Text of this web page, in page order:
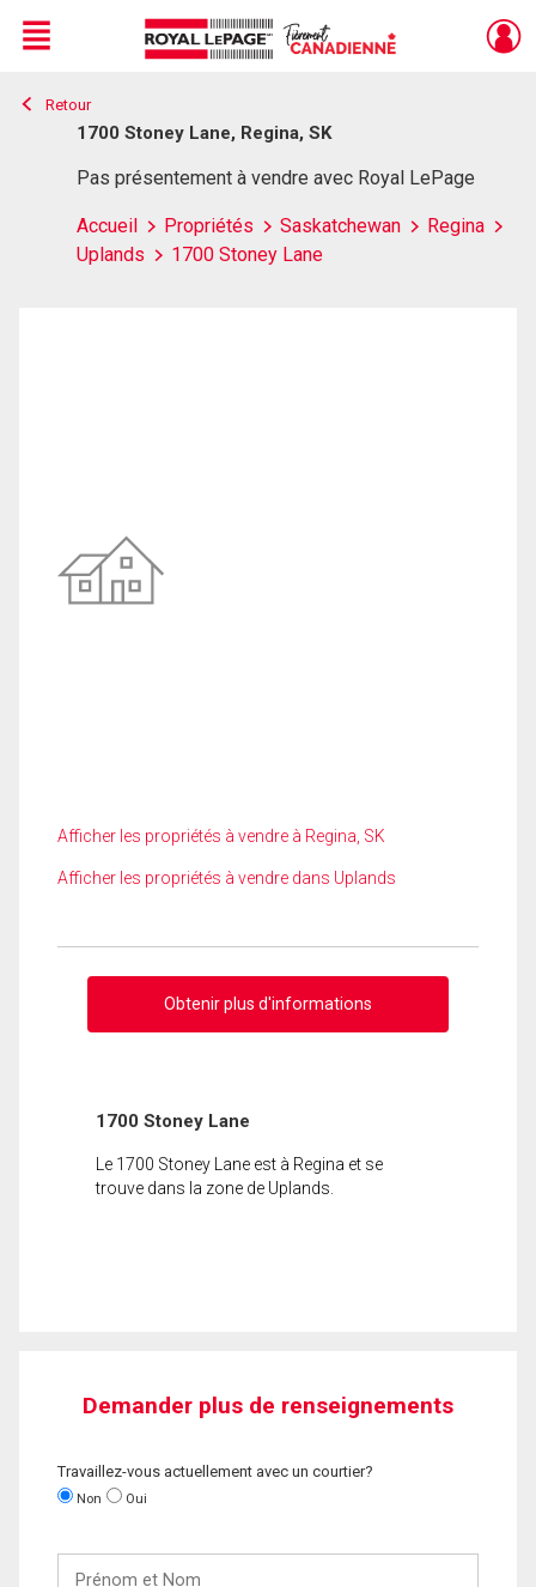
Live
En Direct
Menu
Retour
1700 Stoney Lane, Regina, SK
Pas présentement à vendre avec Royal LePage
Accueil Propriétés Saskatchewan
Regina
Uplands
1700 Stoney Lane
Afficher les propriétés à vendre à Regina, SK
Afficher les propriétés à vendre dans Uplands
Obtenir plus d'informations
1700 Stoney Lane
Le 1700 Stoney Lane est à Regina et se
trouve dans la zone de Uplands.
Demander plus de renseignements
Travaillez-vous actuellement avec un courtier?
Non Oui